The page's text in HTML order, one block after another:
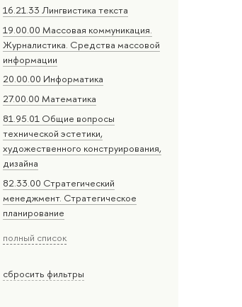
16.21.33 Лингвистика текста
19.00.00 Массовая коммуникация.
Журналистика. Средства массовой
информации
20.00.00 Информатика
27.00.00 Математика
81.95.01 Общие вопросы
технической эстетики,
художественного конструирования,
дизайна
82.33.00 Стратегический
менеджмент. Стратегическое
планирование
полный список
сбросить фильтры